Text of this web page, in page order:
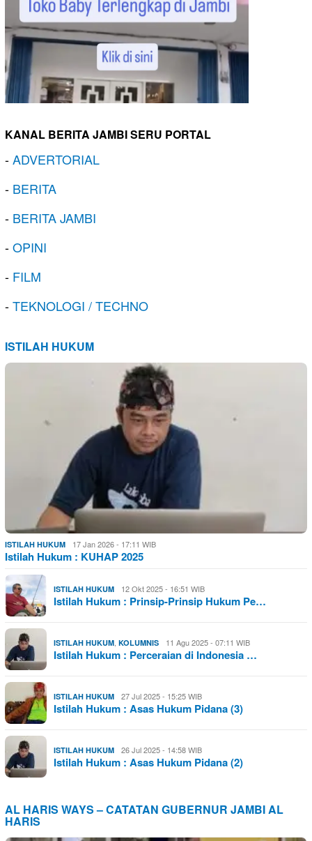
KANAL BERITA JAMBI SERU PORTAL
-ADVERTORIAL
- BERITA
- BERITA JAMBI
-OPINI
- FILM
-TEKNOLOGI / TECHNO
ISTILAH HUKUM
ISTILAH HUKUM 17 Jan 2026 - 17:11 WIB
Istilah Hukum : KUHAP 2025
ISTILAH HUKUM 12 Okt 2025 - 16:51 WIB
Istilah Hukum : Prinsip-Prinsip Hukum Pe…
ISTILAH HUKUM, KOLUMNIS 11 Agu 2025 - 07:11 WIB
Istilah Hukum : Perceraian di Indonesia …
ISTILAH HUKUM 27 Jul 2025 - 15:25 WIB
Istilah Hukum : Asas Hukum Pidana (3)
ISTILAH HUKUM 26 Jul 2025 - 14:58 WIB
Istilah Hukum : Asas Hukum Pidana (2)
AL HARIS WAYS – CATATAN GUBERNUR JAMBI AL
HARIS